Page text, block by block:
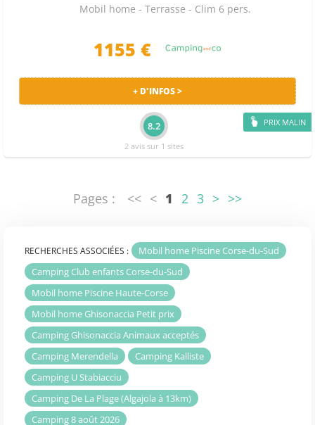
Mobil home - Terrasse - Clim 6 pers.
1155 €
PRIX MALIN
+ D'INFOS >
8.2
2 avis sur 1 sites
Pages : << < 1 2 3 > >>
RECHERCHES ASSOCIÉES :
Mobil home Piscine Corse-du-Sud
Camping Club enfants Corse-du-Sud
Mobil home Piscine Haute-Corse
Mobil home Ghisonaccia Petit prix
Camping Ghisonaccia Animaux acceptés
Camping Merendella
Camping Kalliste
Camping U Stabiacciu
Camping De La Plage (Algajola à 13km)
Camping 8 août 2026